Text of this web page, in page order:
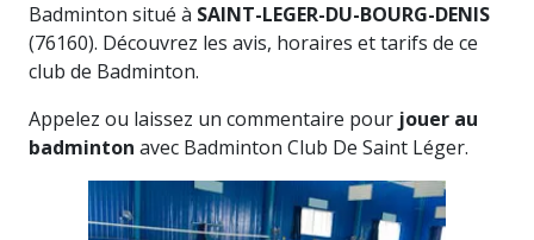
Badminton situé à SAINT-LEGER-DU-BOURG-DENIS
(76160). Découvrez les avis, horaires et tarifs de ce
club de Badminton.
Appelez ou laissez un commentaire pour jouer au
badminton avec Badminton Club De Saint Léger.